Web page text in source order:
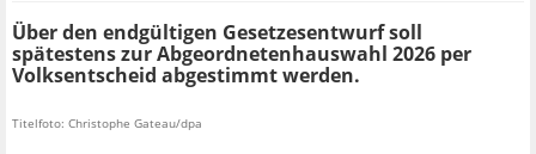
Über den endgültigen Gesetzesentwurf soll
spätestens zur Abgeordnetenhauswahl 2026 per
Volksentscheid abgestimmt werden.
Titelfoto: Christophe Gateau/dpa